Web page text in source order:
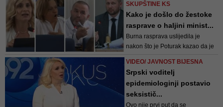
SKUPŠTINE KS
Kako je došlo do žestoke
rasprave o haljini minist...
Burna rasprava uslijedila je
nakon što je Poturak kazao da je
pošla na plažu" te da joj "fale
samo krtola i paradajz da stavi
pored sebe"
VIDEO/ JAVNOST BIJESNA
Srpski voditelj
epidemiologinji postavio
seksistič...
Ovo nije prvi put da se